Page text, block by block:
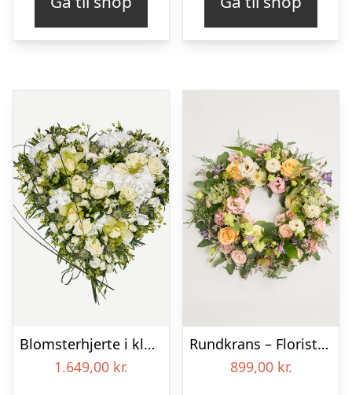
Blomsterhjerte i klassisk stil – creme
1.649,00 kr.
Rundkrans – Floristens kreative valg
899,00 kr.